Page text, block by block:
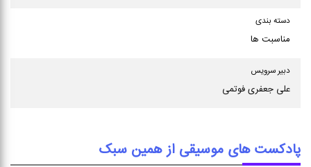
دسته بندی
مناسبت ها
دبیر سرویس
علی جعفری فوتمی
پادکست های موسیقی از همین سبک